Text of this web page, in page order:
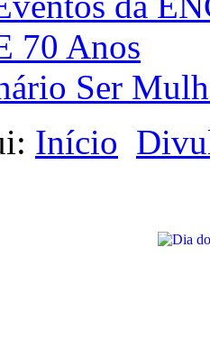
70 Anos
Ser
Início